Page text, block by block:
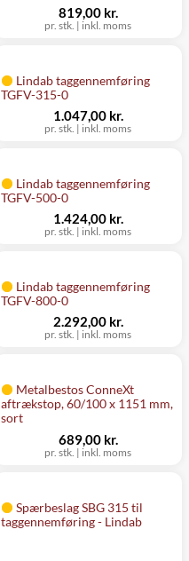
pr. stk. | inkl. moms
819,00 kr.
Lindab taggennemføring
TGFV-315-0
pr. stk. | inkl. moms
1.047,00 kr.
Lindab taggennemføring
TGFV-500-0
pr. stk. | inkl. moms
1.424,00 kr.
Lindab taggennemføring
TGFV-800-0
pr. stk. | inkl. moms
2.292,00 kr.
Metalbestos ConneXt
aftrækstop, 60/100 x 1151 mm,
sort
pr. stk. | inkl. moms
689,00 kr.
Spærbeslag SBG 315 til
taggennemføring - Lindab